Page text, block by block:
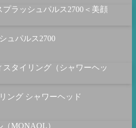
ュパルス2700
ング シャワーヘッド